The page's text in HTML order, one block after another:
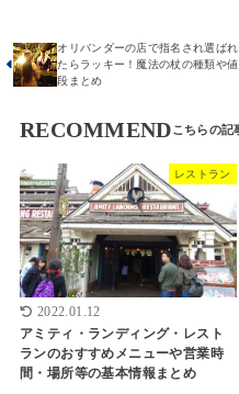
オリバンダーの店で指名され選ばれ
たらラッキー！魔法の杖の種類や値
段まとめ
RECOMMEND
レストラン
2022.01.12
アミティ・ランディング・レスト
ランのおすすめメニューや営業時
間・場所等の基本情報まとめ